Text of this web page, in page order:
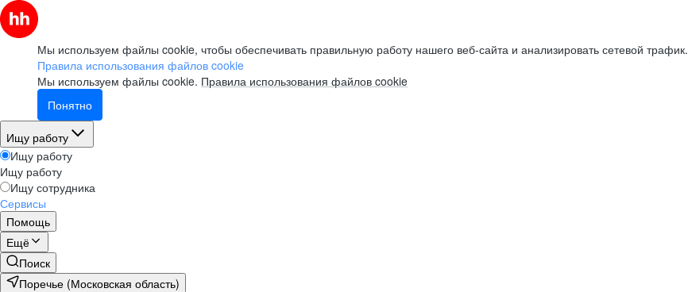
Мы используем файлы cookie, чтобы обеспечивать правильную работу нашего веб-сайта и анализировать сетевой трафик.
Правила использования файлов cookie
Мы используем файлы cookie. Правила использования файлов cookie
Понятно
Ищу работу
Ищу работу
Ищу работу
Ищу сотрудника
Сервисы
Помощь
Ещё
Поиск
Поречье (Московская область)